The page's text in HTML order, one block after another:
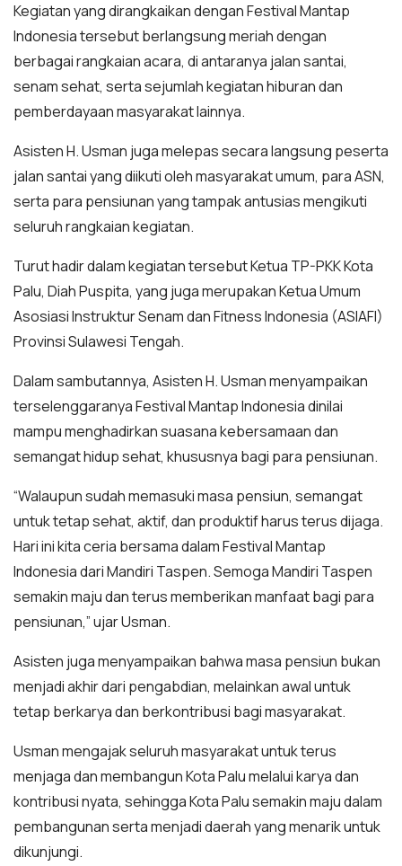
Kegiatan yang dirangkaikan dengan Festival Mantap
Indonesia tersebut berlangsung meriah dengan
berbagai rangkaian acara, di antaranya jalan santai,
senam sehat, serta sejumlah kegiatan hiburan dan
pemberdayaan masyarakat lainnya.
Asisten H. Usman juga melepas secara langsung peserta
jalan santai yang diikuti oleh masyarakat umum, para ASN,
serta para pensiunan yang tampak antusias mengikuti
seluruh rangkaian kegiatan.
Turut hadir dalam kegiatan tersebut Ketua TP-PKK Kota
Palu, Diah Puspita, yang juga merupakan Ketua Umum
Asosiasi Instruktur Senam dan Fitness Indonesia (ASIAFI)
Provinsi Sulawesi Tengah.
Dalam sambutannya, Asisten H. Usman menyampaikan
terselenggaranya Festival Mantap Indonesia dinilai
mampu menghadirkan suasana kebersamaan dan
semangat hidup sehat, khususnya bagi para pensiunan.
“Walaupun sudah memasuki masa pensiun, semangat
untuk tetap sehat, aktif, dan produktif harus terus dijaga.
Hari ini kita ceria bersama dalam Festival Mantap
Indonesia dari Mandiri Taspen. Semoga Mandiri Taspen
semakin maju dan terus memberikan manfaat bagi para
pensiunan,” ujar Usman.
Asisten juga menyampaikan bahwa masa pensiun bukan
menjadi akhir dari pengabdian, melainkan awal untuk
tetap berkarya dan berkontribusi bagi masyarakat.
Usman mengajak seluruh masyarakat untuk terus
menjaga dan membangun Kota Palu melalui karya dan
kontribusi nyata, sehingga Kota Palu semakin maju dalam
pembangunan serta menjadi daerah yang menarik untuk
dikunjungi.